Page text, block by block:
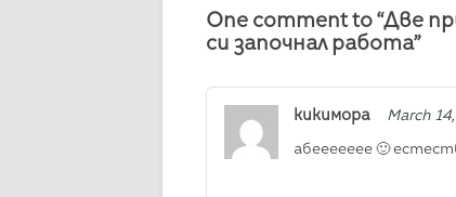
One comment to “Две
си започнал работа”
кикимора
March
абеееееее 🙂